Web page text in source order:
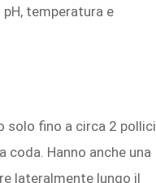
temperatura e
solo fino a circa 2 pollici
coda. Hanno anche una
lateralmente lungo il